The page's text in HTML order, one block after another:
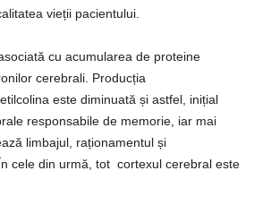
vieții pacientului.
cu acumularea de proteine
cerebrali. Producția
este diminuată și astfel, inițial
responsabile de memorie, iar mai
limbajul, raționamentul și
cele din urmă, tot cortexul cerebral este